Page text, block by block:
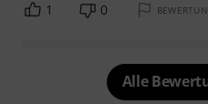
1 0
Alle